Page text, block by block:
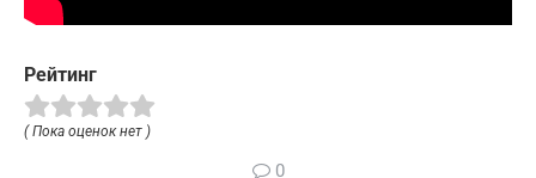
Рейтинг
( Пока оценок нет )
0